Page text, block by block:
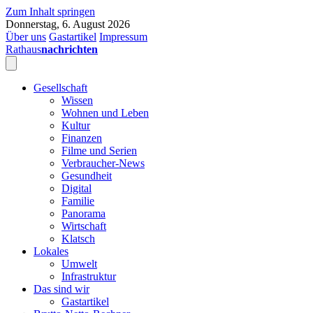
Zum Inhalt springen
Donnerstag, 6. August 2026
Über uns Gastartikel Impressum
Rathausnachrichten
Gesellschaft
Wissen
Wohnen und Leben
Kultur
Finanzen
Filme und Serien
Verbraucher-News
Gesundheit
Digital
Familie
Panorama
Wirtschaft
Klatsch
Lokales
Umwelt
Infrastruktur
Das sind wir
Gastartikel